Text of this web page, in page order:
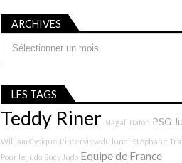
ARCHIVES
LES TAGS
Teddy Riner Magali Baton PSG
William Cysique L'interview du lundi Stéphane
Pour le judo Sucy Judo Equipe de France